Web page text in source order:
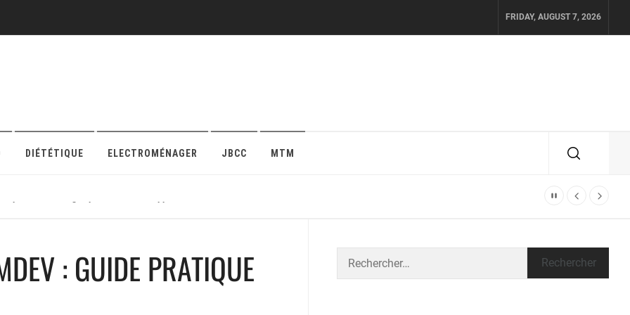
FRIDAY, AUGUST 7, 2026
DIÉTÉTIQUE ELECTROMÉNAGER JBCC MTM
protection en ligne pour maison ou appartement
: GUIDE PRATIQUE